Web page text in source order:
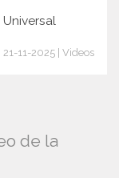
21-11-2025 | Videos
de la